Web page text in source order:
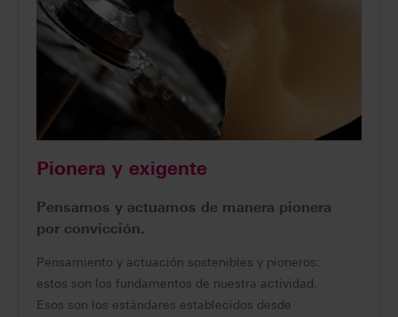
Pionera y exigente
Pensamos y actuamos de manera pionera
por convicción.
Pensamiento y actuación sostenibles y pioneros:
estos son los fundamentos de nuestra actividad.
Esos son los estándares establecidos desde